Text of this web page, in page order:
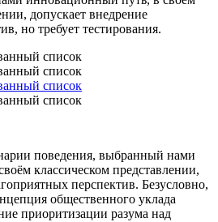
допускает внедрение
но требует тестирования.
список
список
список
список
поведения, выбранный нами
классическом представлении,
перспектив. Безусловно,
общественного уклада
приоритизации разума над